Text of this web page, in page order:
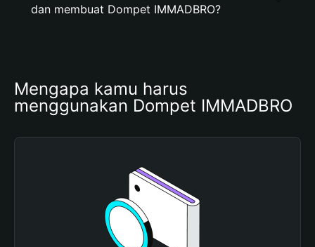
dan membuat Dompet IMMADBRO?
Mengapa kamu harus
menggunakan Dompet IMMADBRO